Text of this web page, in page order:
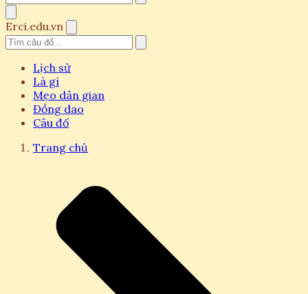
Erci.edu.vn
Lịch sử
Là gì
Mẹo dân gian
Đồng dao
Câu đố
Trang chủ